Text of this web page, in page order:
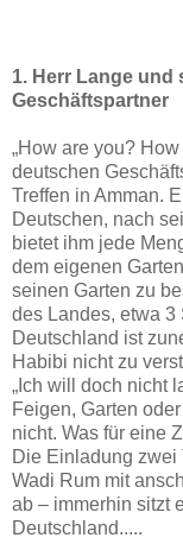
1. Herr Lange und
Geschäftspartner
„How are you?
deutschen
Treffen in Amman.
Deutschen, nach
bietet ihm jede
dem eigenen
seinen Garten zu
des Landes, etwa 3
Deutschland ist
Habibi nicht zu
„ Ich will doch nicht
Feigen, Garten
nicht. Was für eine
Die Einladung zwei
Wadi Rum mit
ab – immerhin sitzt
Deutschland.....